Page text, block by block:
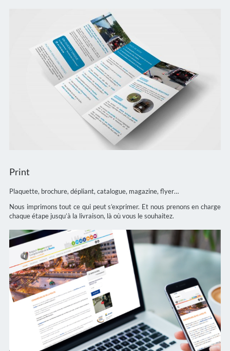
Print
Plaquette, brochure, dépliant, catalogue, magazine, flyer…
Nous imprimons tout ce qui peut s’exprimer. Et nous prenons en charge
chaque étape jusqu’à la livraison, là où vous le souhaitez.